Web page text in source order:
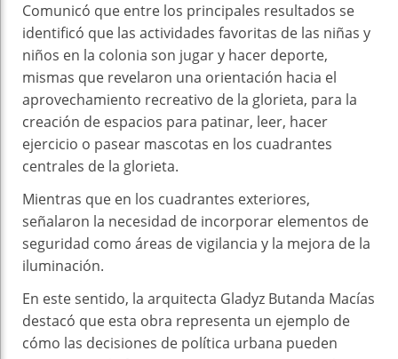
Comunicó que entre los principales resultados se
identificó que las actividades favoritas de las niñas y
niños en la colonia son jugar y hacer deporte,
mismas que revelaron una orientación hacia el
aprovechamiento recreativo de la glorieta, para la
creación de espacios para patinar, leer, hacer
ejercicio o pasear mascotas en los cuadrantes
centrales de la glorieta.
Mientras que en los cuadrantes exteriores,
señalaron la necesidad de incorporar elementos de
seguridad como áreas de vigilancia y la mejora de la
iluminación.
En este sentido, la arquitecta Gladyz Butanda Macías
destacó que esta obra representa un ejemplo de
cómo las decisiones de política urbana pueden